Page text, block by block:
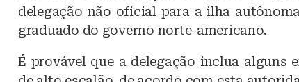
delegação não oficial para a ilha
graduado do governo norte-americano.
É provável que a delegação inclua alguns